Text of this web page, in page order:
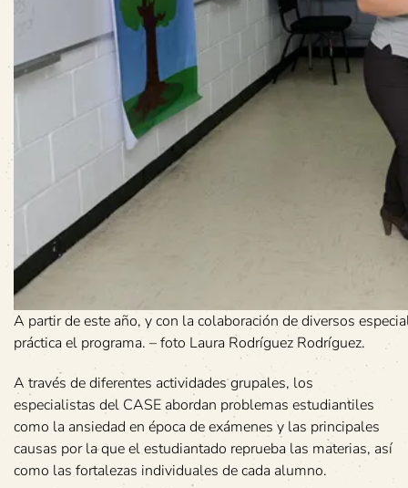
A partir de este año, y con la colaboración de diversos
práctica el programa. – foto Laura Rodríguez Rodríguez.
A través de diferentes actividades grupales, los
especialistas del CASE abordan problemas estudiantiles
como la ansiedad en época de exámenes y las principales
causas por la que el estudiantado reprueba las materias, así
como las fortalezas individuales de cada alumno.